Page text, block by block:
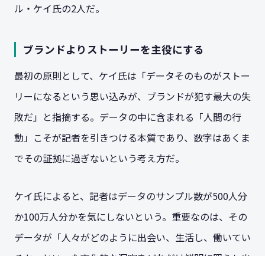
ル・ケイ氏の2人だ。
ブランドよりストーリーを主役にする
最初の原則として、ケイ氏は「データそのものがストー
リーになるという思い込みが、ブランドが犯す最大の失
敗だ」と指摘する。データの中に含まれる「人間の行
動」こそが記者を引きつける本質であり、数字はあくま
でその証拠に過ぎないという考え方だ。
ケイ氏によると、記者はデータのサンプル数が500人分
か100万人分かを気にしないという。重要なのは、その
データが「人々がどのように出会い、生活し、働いてい